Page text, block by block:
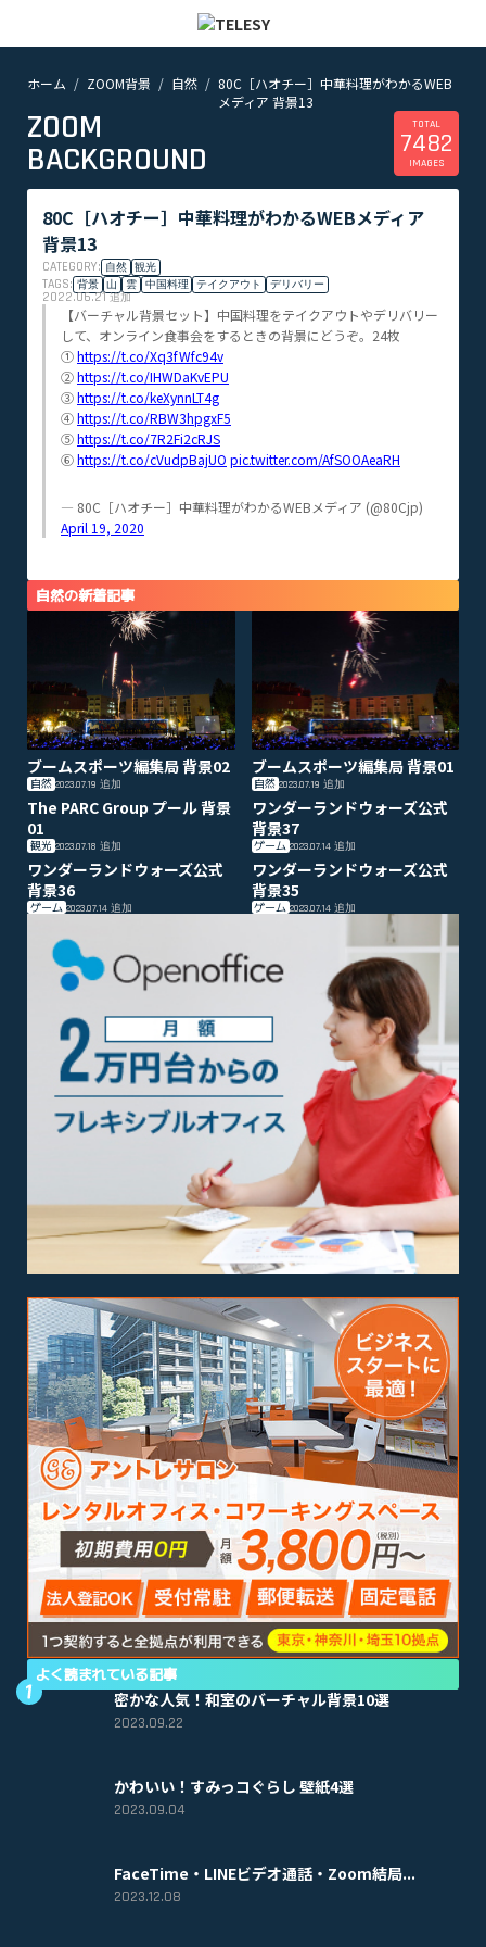
ホーム
ニュース
TELESYについて
ホーム ZOOM背景 自然
80C［ハオチー］中華料理がわかるWEB
メディア 背景13
ZOOM
BACKGROUND
TOTAL
7482
IMAGES
80C［ハオチー］中華料理がわかるWEBメディア
背景13
CATEGORY: 自然 観光
TAGS: 背景 山 雲 中国料理 テイクアウト デリバリー
2022.06.21追加
【バーチャル背景セット】中国料理をテイクアウトやデリバリー
して、オンライン食事会をするときの背景にどうぞ。24枚
①https://t.co/Xq3fWfc94v
②https://t.co/IHWDaKvEPU
③https://t.co/keXynnLT4g
④https://t.co/RBW3hpgxF5
⑤https://t.co/7R2Fi2cRJS
⑥https://t.co/cVudpBajUO pic.twitter.com/AfSOOAeaRH
— 80C［ハオチー］中華料理がわかるWEBメディア (@80Cjp)
April 19, 2020
自然の新着記事
ブームスポーツ編集局 背景02
自然 2023.07.19 追加
ブームスポーツ編集局 背景01
自然 2023.07.19追加
The PARC Group プール 背景
01
観光 2023.07.18 追加
ワンダーランドウォーズ公式
背景37
ゲーム 2023.07.14追加
ワンダーランドウォーズ公式
背景36
ゲーム 2023.07.14 追加
ワンダーランドウォーズ公式
背景35
ゲーム 2023.07.14追加
よく読まれている記事
密かな人気！和室のバーチャル背景10選
2023.09.22
かわいい！すみっコぐらし 壁紙4選
2023.09.04
FaceTime・LINEビデオ通話・Zoom結局...
2023.12.08